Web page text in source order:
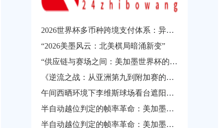
2026世界杯多币种跨境支付体系：异构结算系统的互操作瓶颈与协同发展路径
“2026美墨风云：北美棋局暗涌新变”
“供应链与赛场之间：美加墨世界杯的物流通关瓶颈”
《逆流之战：从亚洲第九到附加赛的涅槃之路》
午间西晒环境下李维斯球场看台遮阳性能实测与观赛热舒适影响分析
半自动越位判定的帧率革命：美加墨世界杯背后的实时影像解析技术
半自动越位判定的帧率革命：美加墨世界杯背后的实时影像解析技术